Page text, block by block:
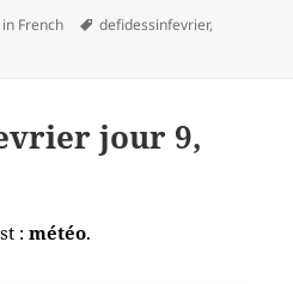
in French Tags
defidessinfevrier,
jour 10, slip
jour 9,
:météo.